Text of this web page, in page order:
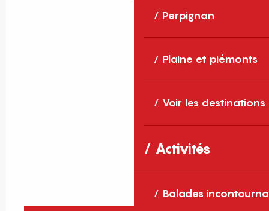
Perpignan
Plaine et piémonts
Voir les destinations
Activités
Balades